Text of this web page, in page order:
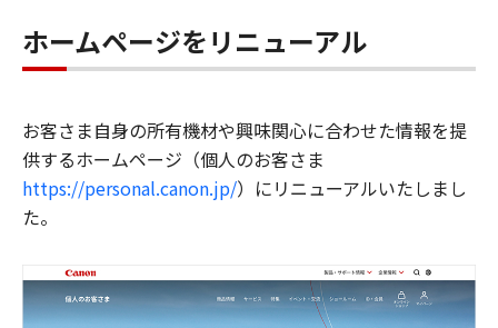
ホームページをリニューアル
お客さま自身の所有機材や興味関心に合わせた情報を提
供するホームページ（個人のお客さま
https://personal.canon.jp/）にリニューアルいたしまし
た。